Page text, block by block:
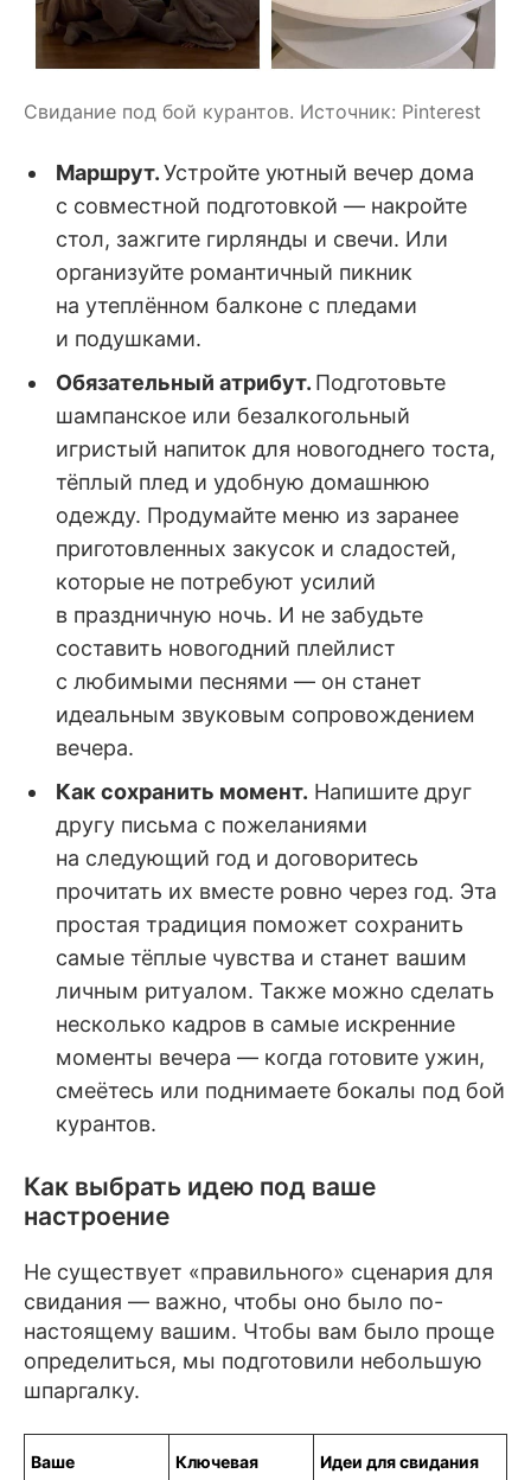
Свидание под бой курантов. Источник: Pinterest
Маршрут.Устройте уютный вечер дома
с совместной подготовкой — накройте
стол, зажгите гирлянды и свечи. Или
организуйте романтичный пикник
на утеплённом балконе с пледами
и подушками.
Обязательный атрибут. Подготовьте
шампанское или безалкогольный
игристый напиток для новогоднего тоста,
тёплый плед и удобную домашнюю
одежду. Продумайте меню из заранее
приготовленных закусок и сладостей,
которые не потребуют усилий
в праздничную ночь. И не забудьте
составить новогодний плейлист
с любимыми песнями — он станет
идеальным звуковым сопровождением
вечера.
Как сохранить момент. Напишите друг
другу письма с пожеланиями
на следующий год и договоритесь
прочитать их вместе ровно через год. Эта
простая традиция поможет сохранить
самые тёплые чувства и станет вашим
личным ритуалом. Также можно сделать
несколько кадров в самые искренние
моменты вечера — когда готовите ужин,
смеётесь или поднимаете бокалы под бой
курантов.
Как выбрать идею под ваше
настроение
Не существует «правильного» сценария для
свидания — важно, чтобы оно было по-
настоящему вашим. Чтобы вам было проще
определиться, мы подготовили небольшую
шпаргалку.
Ваше Ключевая Идеи для свидания